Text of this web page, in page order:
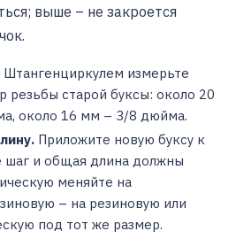
выше – не закроется
Штангенциркулем измерьте
резьбы старой буксы: около 20
около 16 мм – 3/8 дюйма.
Приложите новую буксу к
шаг и общая длина должны
меняйте на
– на резиновую или
под тот же размер.